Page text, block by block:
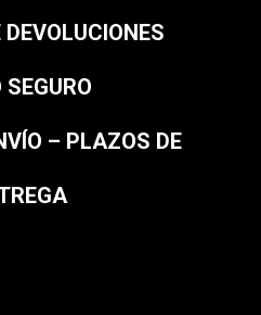
SEGURO
– PLAZOS DE